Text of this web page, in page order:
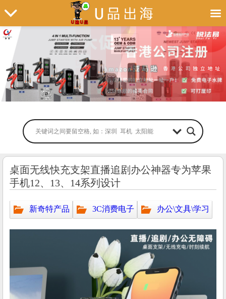
桌面无线快充支架直播追剧办公神器专为苹果
手机12、13、14系列设计
新奇特产品 3C消费电子 办公\文具\学习